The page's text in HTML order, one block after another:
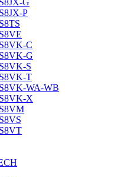
G
P
C
G
S
T
WA-WB
X